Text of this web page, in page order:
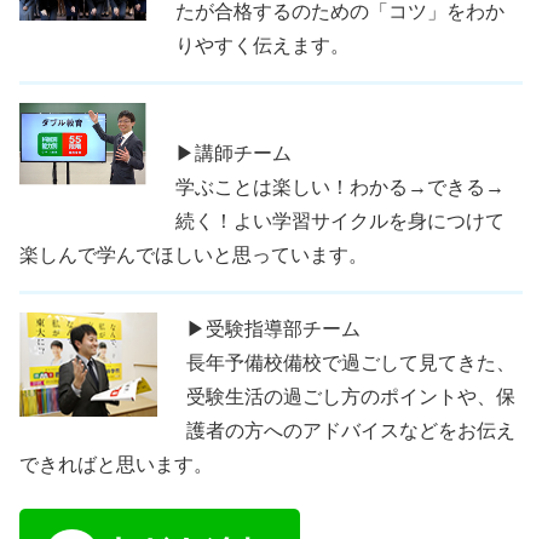
たが合格するのための「コツ」をわか
りやすく伝えます。
▶講師チーム
学ぶことは楽しい！わかる→できる→
続く！よい学習サイクルを身につけて
楽しんで学んでほしいと思っています。
▶受験指導部チーム
長年予備校備校で過ごして見てきた、
受験生活の過ごし方のポイントや、保
護者の方へのアドバイスなどをお伝え
できればと思います。